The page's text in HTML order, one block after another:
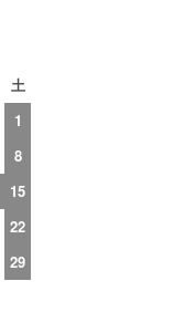
土
1
8
15
22
29